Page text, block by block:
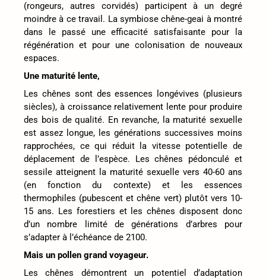
(rongeurs, autres corvidés) participent à un degré
moindre à ce travail. La symbiose chêne-geai à montré
dans le passé une efficacité satisfaisante pour la
régénération et pour une colonisation de nouveaux
espaces.
Une maturité lente,
Les chênes sont des essences longévives (plusieurs
siècles), à croissance relativement lente pour produire
des bois de qualité. En revanche, la maturité sexuelle
est assez longue, les générations successives moins
rapprochées, ce qui réduit la vitesse potentielle de
déplacement de l’espèce. Les chênes pédonculé et
sessile atteignent la maturité sexuelle vers 40-60 ans
(en fonction du contexte) et les essences
thermophiles (pubescent et chêne vert) plutôt vers 10-
15 ans. Les forestiers et les chênes disposent donc
d’un nombre limité de générations d’arbres pour
s’adapter à l’échéance de 2100.
Mais un pollen grand voyageur.
Les chênes démontrent un potentiel d’adaptation